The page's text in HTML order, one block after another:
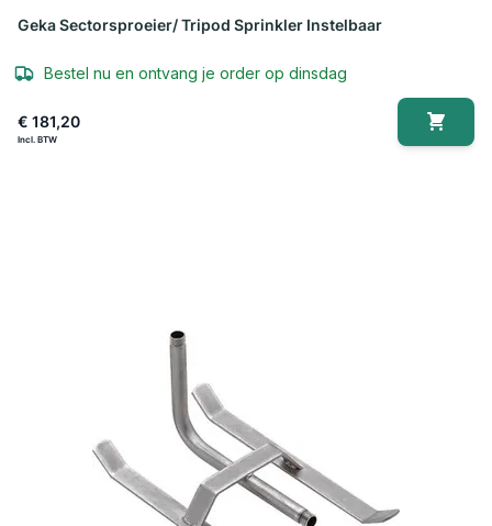
Geka Sectorsproeier/ Tripod Sprinkler Instelbaar
Bestel nu en ontvang je order op dinsdag
€ 181,20